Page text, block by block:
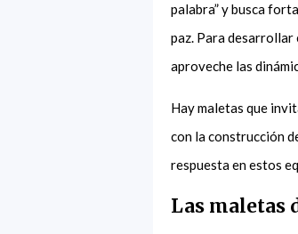
palabra” y busca
paz. Para desarrollar
aproveche las
Hay maletas que
con la construcción
respuesta en estos
Las maletas